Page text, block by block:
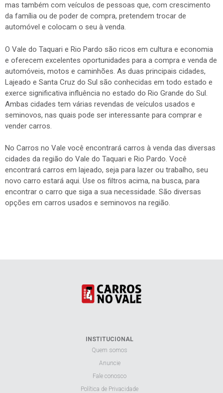
mas também com veículos de pessoas que, com crescimento
da família ou de poder de compra, pretendem trocar de
automóvel e colocam o seu à venda.
O Vale do Taquari e Rio Pardo são ricos em cultura e economia
e oferecem excelentes oportunidades para a compra e venda de
automóveis, motos e caminhões. As duas principais cidades,
Lajeado e Santa Cruz do Sul são conhecidas em todo estado e
exerce significativa influência no estado do Rio Grande do Sul.
Ambas cidades tem várias revendas de veículos usados e
seminovos, nas quais pode ser interessante para comprar e
vender carros.
No Carros no Vale você encontrará carros à venda das diversas
cidades da região do Vale do Taquari e Rio Pardo. Você
encontrará carros em lajeado, seja para lazer ou trabalho, seu
novo carro estará aqui. Use os filtros acima, na busca, para
encontrar o carro que siga a sua necessidade. São diversas
opções em carros usados e seminovos na região.
INSTITUCIONAL
Quem somos
Anuncie
Fale conosco
Política de Privacidade